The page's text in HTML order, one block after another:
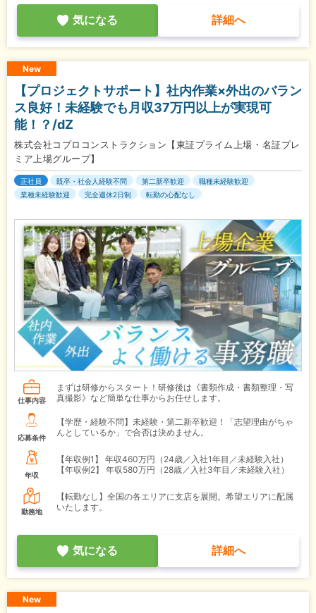
気になる 詳細へ
New
【プロジェクトサポート】社内作業×外出のバラン
ス良好！未経験でも月収37万円以上が実現可
能！？/dZ
株式会社コプロコンストラクション【東証プライム上場・名証プレ
ミア上場グループ】
正社員 既卒・社会人経験不問 第二新卒歓迎
職種未経験歓迎
業種未経験歓迎
完全週休2日制 転勤の心配なし
仕事内容
まずは研修からスタート！研修後は《書類作成・書類整理・写
真撮影》など簡単な仕事からお任せします。
応募条件
【学歴・経験不問】未経験・第二新卒歓迎！「志望理由がちゃ
んとしているか」で合否は決めません。
年収
【年収例1】
年収460万円（24歳／入社1年目／未経験入社）
【年収例2】
年収580万円（28歳／入社3年目／未経験入社）
勤務地
【転勤なし】全国の各エリアに支店を展開。希望エリアに配属
いたします。
気になる 詳細へ
New